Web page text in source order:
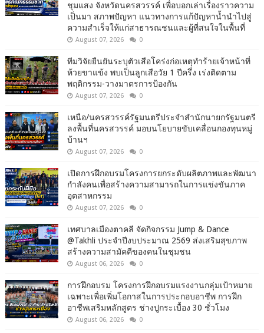
ชุมแสง จังหวัดนครสวรรค์ เพื่อบอกเล่าเรื่องราวความ
เป็นมา สภาพปัญหา แนวทางการแก้ปัญหาน้ำนำไปสู่
ความสำเร็จให้แก่สาธารณชนและผู้ที่สนใจในพื้นที่
August 07, 2026 0
ทีมวิจัยยืนยันระบุตัวเสือโคร่งก่อเหตุทำร้ายเจ้าหน้าที่
ห้วยขาแข้ง พบเป็นลูกเสือวัย 1 ปีครึ่ง เร่งติดตาม
พฤติกรรม-วางมาตรการป้องกัน
August 07, 2026 0
เหนือ/นครสวรรค์รัฐมนตรีประจำสำนักนายกรัฐมนตรี
ลงพื้นที่นครสวรรค์ มอบนโยบายขับเคลื่อนกองทุนหมู่
บ้านฯ
August 07, 2026 0
เปิดการฝึกอบรมโครงการยกระดับผลิตภาพและพัฒนา
กำลังคนเพื่อสร้างความสามารถในการแข่งขันภาค
อุตสาหกรรม
August 07, 2026 0
เทศบาลเมืองตาคลี จัดกิจกรรม Jump & Dance
@Takhli ประจำปีงบประมาณ 2569 ส่งเสริมสุขภาพ
สร้างความสามัคคีของคนในชุมชน
August 06, 2026 0
การฝึกอบรม โครงการฝึกอบรมแรงงานกลุ่มเป้าหมาย
เฉพาะเพื่อเพิ่มโอกาสในการประกอบอาชีพ การฝึก
อาชีพเสริมหลักสูตร ช่างปูกระเบื้อง 30 ชั่วโมง
August 06, 2026 0